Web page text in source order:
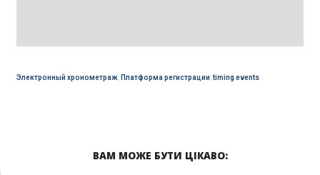
Электронный хронометраж, Платформа регистрации timing events
ВАМ МОЖЕ БУТИ ЦІКАВО: